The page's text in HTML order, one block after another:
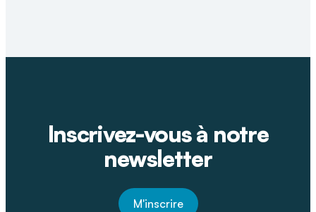
Inscrivez-vous à notre
newsletter
M'inscrire